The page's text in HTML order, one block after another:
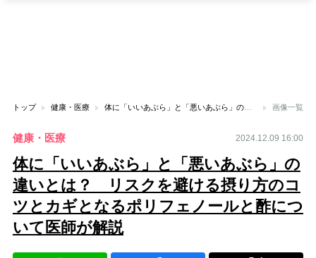
トップ 健康・医療 体に「いいあぶら」と「悪いあぶら」の違いとは？ リスクを避ける摂り方のコツとカギとなるポリフェノールと酢について医師が解説 画像一覧
健康・医療 2024.12.09 16:00
体に「いいあぶら」と「悪いあぶら」の
違いとは？ リスクを避ける摂り方のコ
ツとカギとなるポリフェノールと酢につ
いて医師が解説